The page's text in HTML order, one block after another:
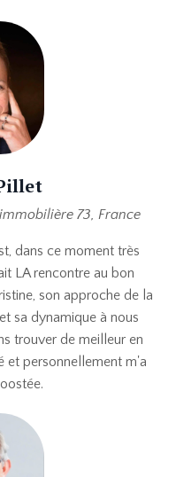
73, France
dans ce moment très
LA rencontre au bon
son approche de la
sa dynamique à nous
trouver de meilleur en
et personnellement m'a